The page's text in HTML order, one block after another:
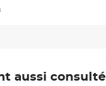
aussi consulté